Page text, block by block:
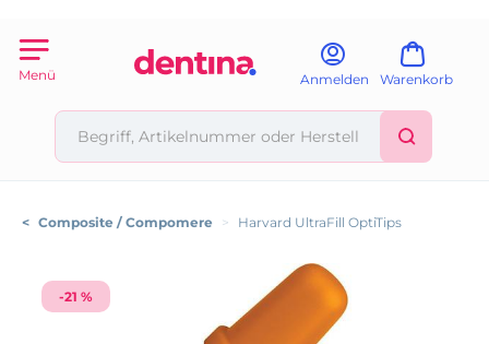
Menü Anmelden Warenkorb
< Composite / Compomere > Harvard UltraFill OptiTips
-21 %